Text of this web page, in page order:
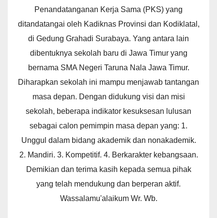
Penandatanganan Kerja Sama (PKS) yang
ditandatangai oleh Kadiknas Provinsi dan Kodiklatal,
di Gedung Grahadi Surabaya. Yang antara lain
dibentuknya sekolah baru di Jawa Timur yang
bernama SMA Negeri Taruna Nala Jawa Timur.
Diharapkan sekolah ini mampu menjawab tantangan
masa depan. Dengan didukung visi dan misi
sekolah, beberapa indikator kesuksesan lulusan
sebagai calon pemimpin masa depan yang: 1.
Unggul dalam bidang akademik dan nonakademik.
2. Mandiri. 3. Kompetitif. 4. Berkarakter kebangsaan.
Demikian dan terima kasih kepada semua pihak
yang telah mendukung dan berperan aktif.
Wassalamu'alaikum Wr. Wb.